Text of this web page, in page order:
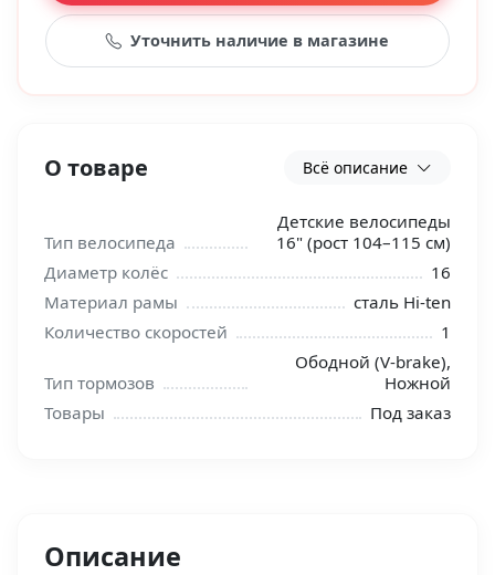
О товаре Всё описание
Тип велосипеда
Детские велосипеды
16" (рост 104–115 см)
Диаметр колёс
16
Материал рамы
сталь Hi-ten
Количество скоростей
1
Тип тормозов
Ободной (V-brake),
Ножной
Товары
Под заказ
Уточнить наличие в магазине
Описание